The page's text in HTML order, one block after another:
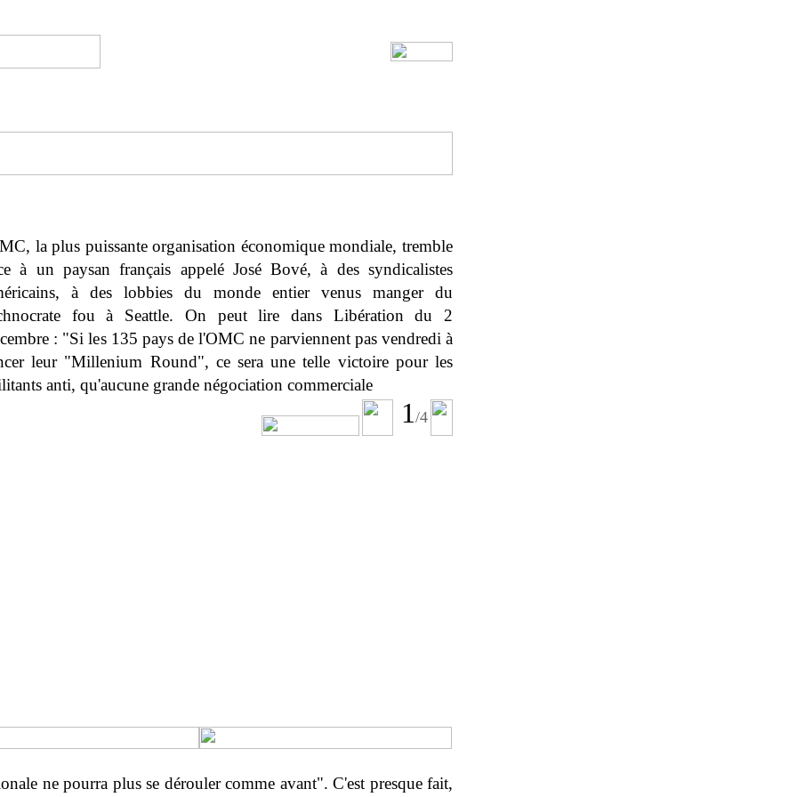
la plus puissante organisation économique mondiale, tremble
à un paysan français appelé José Bové, à des syndicalistes
à des lobbies du monde entier venus manger du
fou à Seattle. On peut lire dans Libération du 2
: "Si les 135 pays de l'OMC ne parviennent pas vendredi à
leur "Millenium Round", ce sera une telle victoire pour les
anti, qu'aucune grande négociation commerciale
1 /4
ne pourra plus se dérouler comme avant". C'est presque fait,